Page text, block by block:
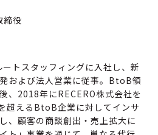
締役
トスタッフィングに入社し、新
および法人営業に従事。BtoB領
、2018年にRECERO株式会社を
超えるBtoB企業に対してインサ
、顧客の商談創出・売上拡大に